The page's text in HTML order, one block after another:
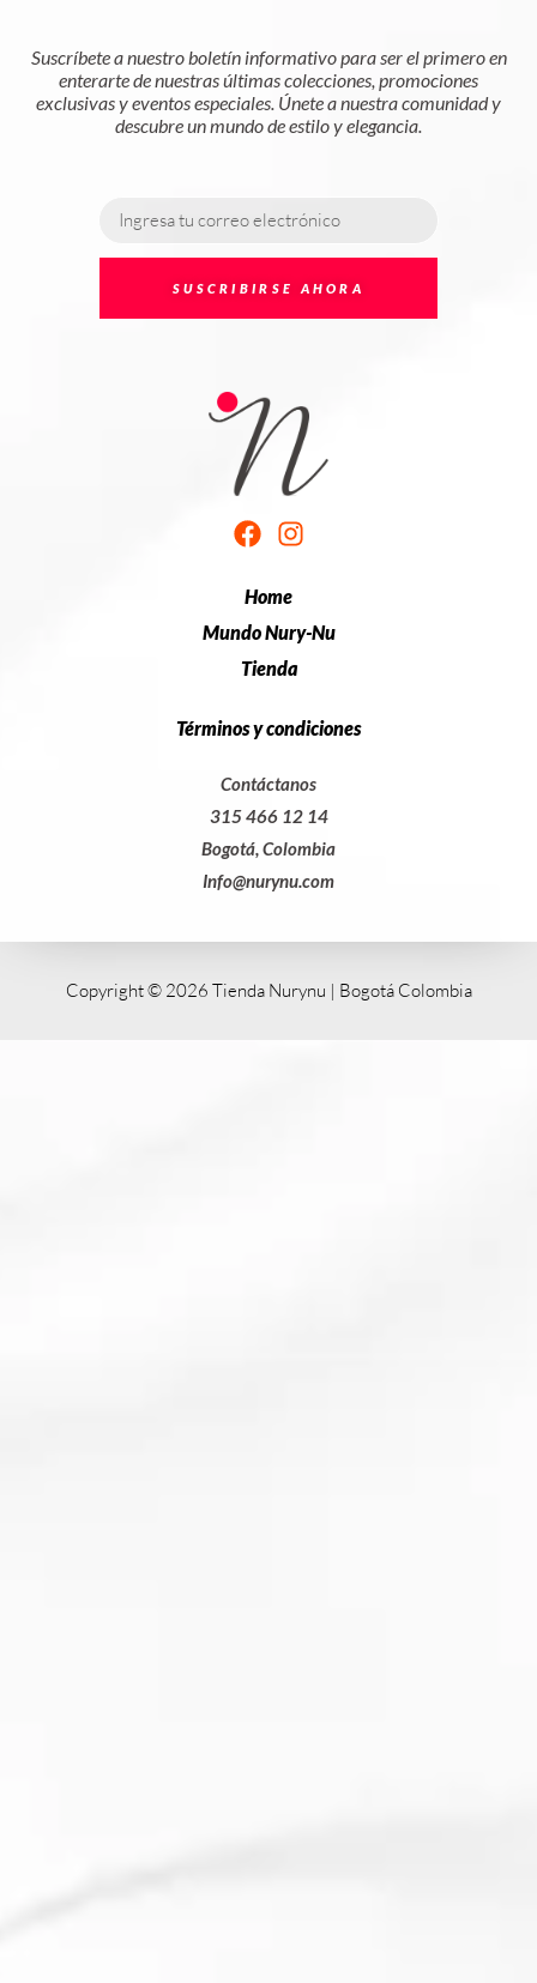
Suscríbete a nuestro boletín informativo para ser el primero en
enterarte de nuestras últimas colecciones, promociones
exclusivas y eventos especiales. Únete a nuestra comunidad y
descubre un mundo de estilo y elegancia.
SUSCRIBIRSE AHORA
Home
Mundo Nury-Nu
Tienda
Términos y condiciones
Contáctanos
315 466 12 14
Bogotá, Colombia
Info@nurynu.com
Copyright © 2026 Tienda Nurynu | Bogotá Colombia